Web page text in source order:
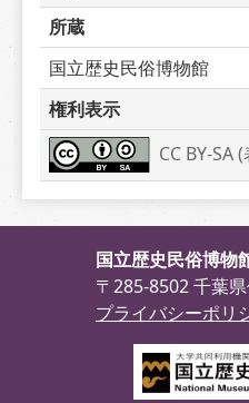
所蔵
国立歴史民俗博物館
権利表示
CC BY-SA
国立歴史民俗博物
〒285-8502 千葉
プライバシーポリ